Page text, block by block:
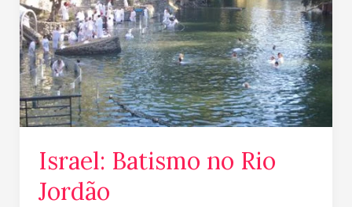
Israel: Batismo no Rio
Jordão
Jordão